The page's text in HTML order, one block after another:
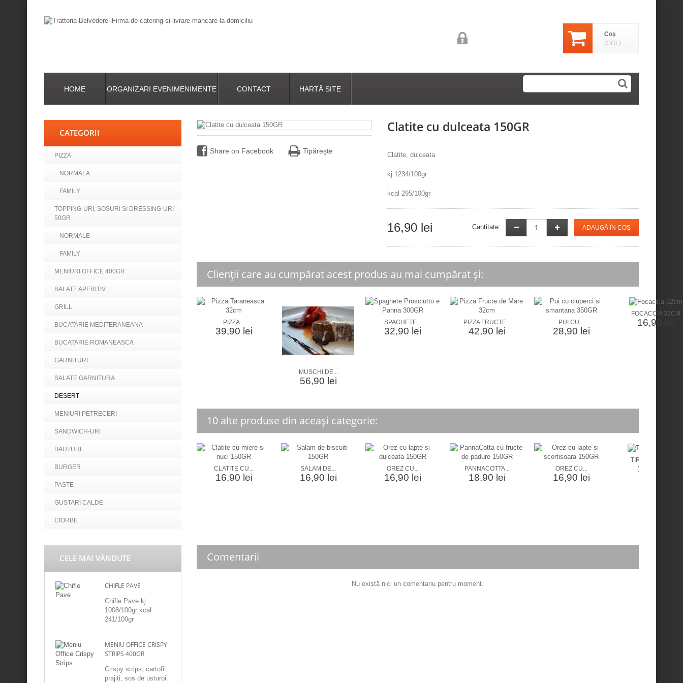
HOME ORGANIZARI EVENIMENIMENTE CONTACT HARTĂ SITE
Coş
(GOL)
CATEGORII
PIZZA
NORMALA
FAMILY
TOPPING-URI, SOSURI SI DRESSING-URI
50GR
NORMALE
FAMILY
MENIURI OFFICE 400GR
SALATE APERITIV
GRILL
BUCATARIE MEDITERANEANA
BUCATARIE ROMANEASCA
GARNITURI
SALATE GARNITURA
DESERT
MENIURI PETRECERI
SANDWICH-URI
BAUTURI
BURGER
PASTE
GUSTARI CALDE
CIORBE
CELE MAI VÂNDUTE
CHIFLE PAVE
Chifle Pave kj
1008/100gr kcal
241/100gr
MENIU OFFICE CRISPY
STRIPS 400GR
Crispy strips, cartofi
prajiti, sos de usturoi.
Share on Facebook Tipăreşte
Clatite cu dulceata 150GR
Clatite, dulceata
kj 1234/100gr
kcal 295/100gr
16,90 lei ADAUGĂ ÎN COŞ
Cantitate:
Clienții care au cumpărat acest produs au mai cumpărat și:
PIZZA...
39,90 lei
MUSCHI DE...
56,90 lei
SPAGHETE...
32,90 lei
PIZZA FRUCTE...
42,90 lei
PUI CU...
28,90 lei
FOCACCIA 32CM
16,90 lei
10 alte produse din aceași categorie:
CLATITE CU...
16,90 lei
SALAM DE...
16,90 lei
OREZ CU...
16,90 lei
PANNACOTTA...
18,90 lei
OREZ CU...
16,90 lei
TIRAMISU 150GR
19,90 lei
Comentarii
Nu există nici un comentariu pentru moment.